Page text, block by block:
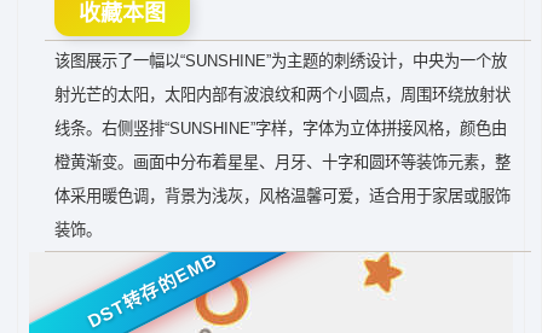
收藏本图
该图展示了一幅以“SUNSHINE”为主题的刺绣设计，中央为一个放
射光芒的太阳，太阳内部有波浪纹和两个小圆点，周围环绕放射状
线条。右侧竖排“SUNSHINE”字样，字体为立体拼接风格，颜色由
橙黄渐变。画面中分布着星星、月牙、十字和圆环等装饰元素，整
体采用暖色调，背景为浅灰，风格温馨可爱，适合用于家居或服饰
装饰。
DST转存的EMB